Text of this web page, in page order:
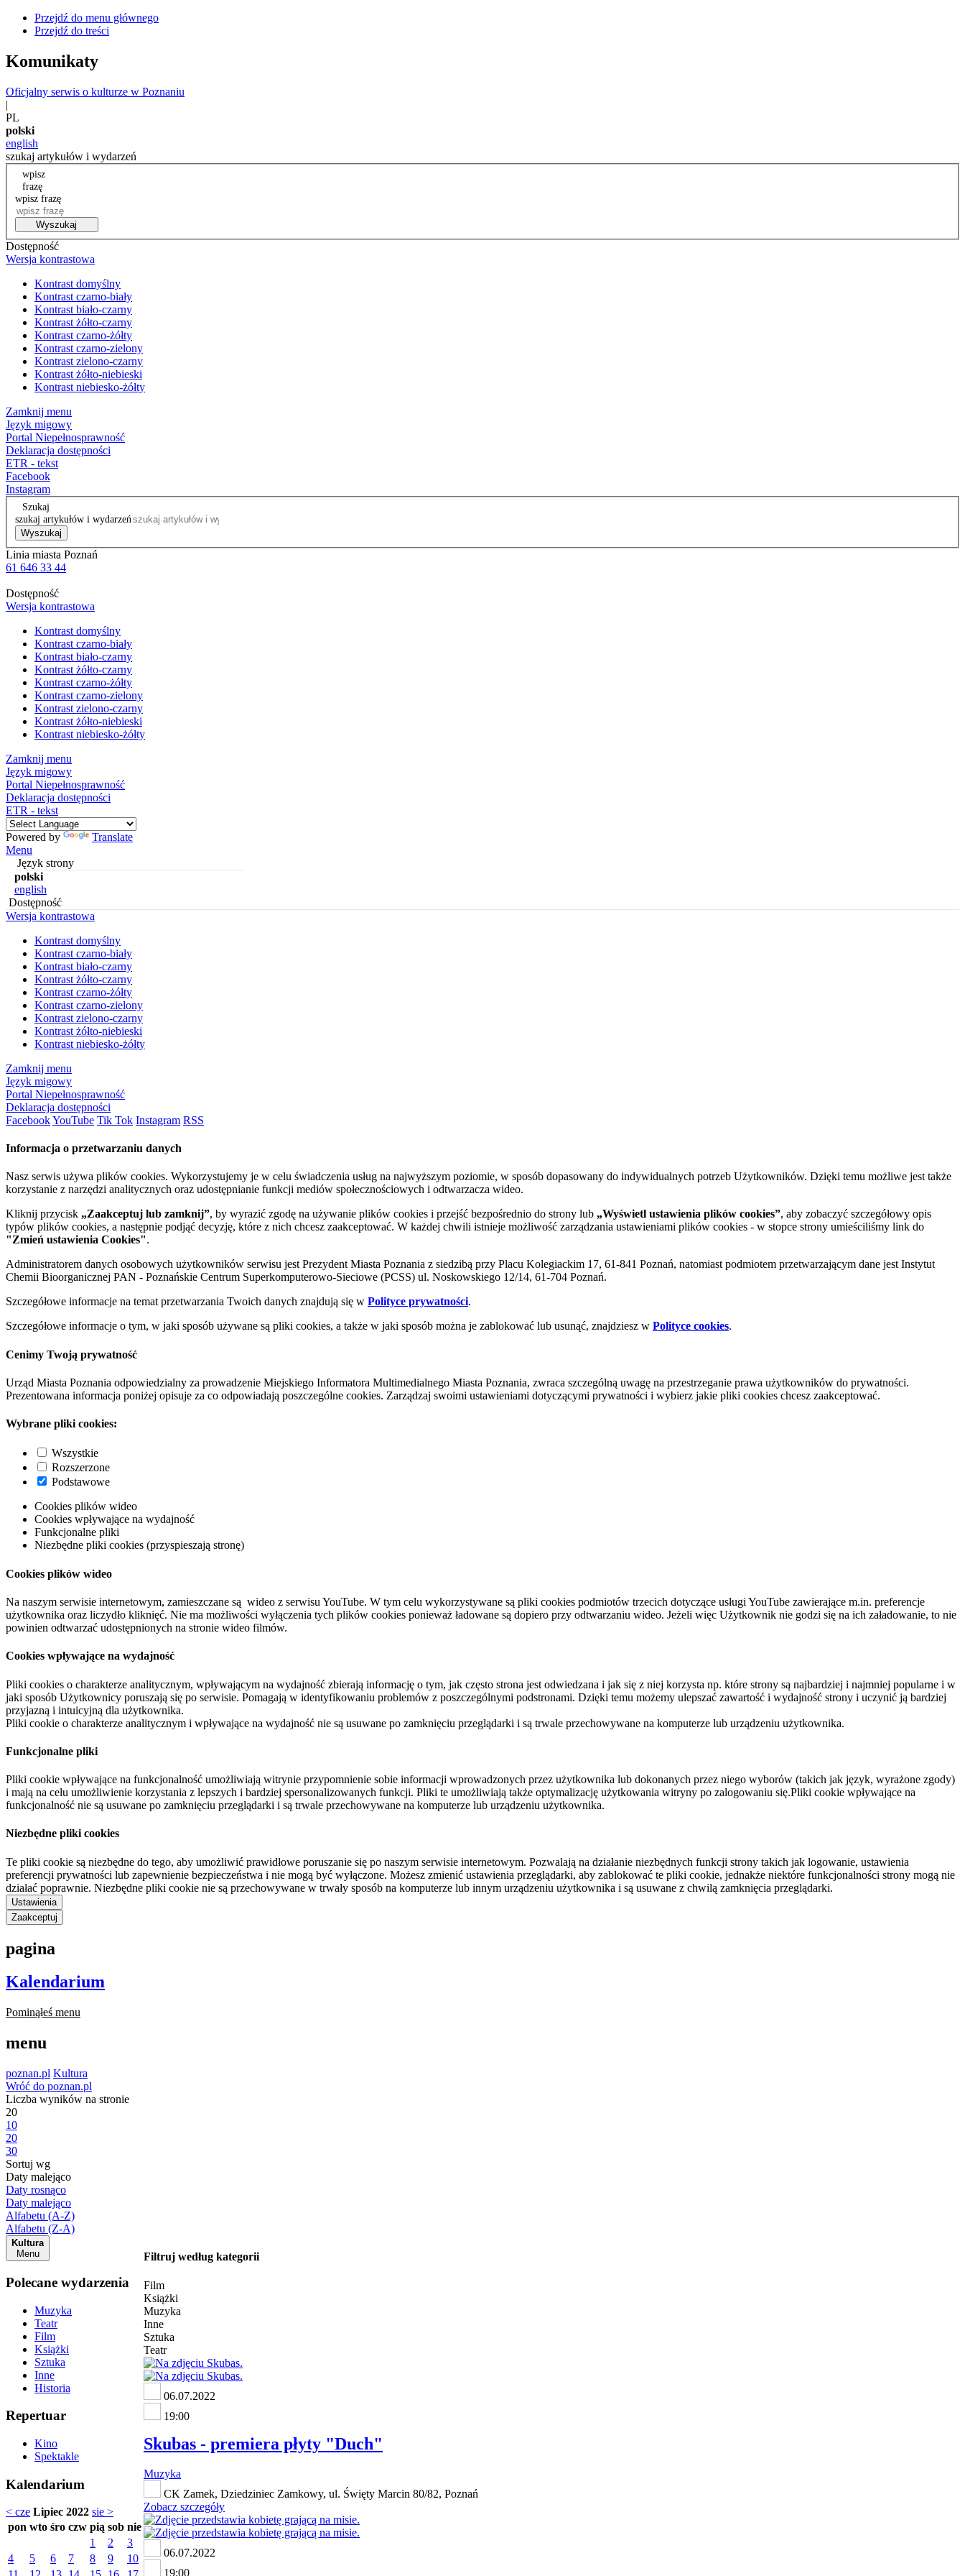
Przejdź do menu głównego
Przejdź do treści
Komunikaty
Oficjalny serwis o kulturze w Poznaniu
|
PL
polski
english
szukaj artykułów i wydarzeń
wpisz
frazę
wpisz frazę
Wyszukaj
Dostępność
Wersja kontrastowa
Kontrast domyślny
Kontrast czarno-biały
Kontrast biało-czarny
Kontrast żółto-czarny
Kontrast czarno-żółty
Kontrast czarno-zielony
Kontrast zielono-czarny
Kontrast żółto-niebieski
Kontrast niebiesko-żółty
Zamknij menu
Język migowy
Portal Niepełnosprawność
Deklaracja dostępności
ETR - tekst
Facebook
Instagram
Szukaj
szukaj artykułów i wydarzeń
Wyszukaj
Linia miasta Poznań
61 646 33 44
Dostępność
Wersja kontrastowa
Kontrast domyślny
Kontrast czarno-biały
Kontrast biało-czarny
Kontrast żółto-czarny
Kontrast czarno-żółty
Kontrast czarno-zielony
Kontrast zielono-czarny
Kontrast żółto-niebieski
Kontrast niebiesko-żółty
Zamknij menu
Język migowy
Portal Niepełnosprawność
Deklaracja dostępności
ETR - tekst
Powered by
Translate
Menu
Język strony
polski
english
Dostępność
Wersja kontrastowa
Kontrast domyślny
Kontrast czarno-biały
Kontrast biało-czarny
Kontrast żółto-czarny
Kontrast czarno-żółty
Kontrast czarno-zielony
Kontrast zielono-czarny
Kontrast żółto-niebieski
Kontrast niebiesko-żółty
Zamknij menu
Język migowy
Portal Niepełnosprawność
Deklaracja dostępności
FacebookYouTube Tik Tok Instagram RSS
Informacja o przetwarzaniu danych
Nasz serwis używa plików cookies. Wykorzystujemy je w celu świadczenia usług na najwyższym poziomie, w sposób dopasowany do indywidualnych potrzeb Użytkowników. Dzięki temu możliwe jest także
korzystanie z narzędzi analitycznych oraz udostępnianie funkcji mediów społecznościowych i odtwarzacza wideo.
Kliknij przycisk „Zaakceptuj lub zamknij”, by wyrazić zgodę na używanie plików cookies i przejść bezpośrednio do strony lub „Wyświetl ustawienia plików cookies”, aby zobaczyć szczegółowy opis
typów plików cookies, a następnie podjąć decyzję, które z nich chcesz zaakceptować. W każdej chwili istnieje możliwość zarządzania ustawieniami plików cookies - w stopce strony umieściliśmy link do
"Zmień ustawienia Cookies".
Administratorem danych osobowych użytkowników serwisu jest Prezydent Miasta Poznania z siedzibą przy Placu Kolegiackim 17, 61-841 Poznań, natomiast podmiotem przetwarzającym dane jest Instytut
Chemii Bioorganicznej PAN - Poznańskie Centrum Superkomputerowo-Sieciowe (PCSS) ul. Noskowskiego 12/14, 61-704 Poznań.
Szczegółowe informacje na temat przetwarzania Twoich danych znajdują się w Polityce prywatności.
Szczegółowe informacje o tym, w jaki sposób używane są pliki cookies, a także w jaki sposób można je zablokować lub usunąć, znajdziesz w Polityce cookies.
Cenimy Twoją prywatność
Urząd Miasta Poznania odpowiedzialny za prowadzenie Miejskiego Informatora Multimedialnego Miasta Poznania, zwraca szczególną uwagę na przestrzeganie prawa użytkowników do prywatności.
Prezentowana informacja poniżej opisuje za co odpowiadają poszczególne cookies. Zarządzaj swoimi ustawieniami dotyczącymi prywatności i wybierz jakie pliki cookies chcesz zaakceptować.
Wybrane pliki cookies:
Wszystkie
Rozszerzone
Podstawowe
Cookies plików wideo
Cookies wpływające na wydajność
Funkcjonalne pliki
Niezbędne pliki cookies (przyspieszają stronę)
Cookies plików wideo
Na naszym serwisie internetowym, zamieszczane są wideo z serwisu YouTube. W tym celu wykorzystywane są pliki cookies podmiotów trzecich dotyczące usługi YouTube zawierające m.in. preferencje
użytkownika oraz liczydło kliknięć. Nie ma możliwości wyłączenia tych plików cookies ponieważ ładowane są dopiero przy odtwarzaniu wideo. Jeżeli więc Użytkownik nie godzi się na ich załadowanie, to nie
powinien odtwarzać udostępnionych na stronie wideo filmów.
Cookies wpływające na wydajność
Pliki cookies o charakterze analitycznym, wpływającym na wydajność zbierają informację o tym, jak często strona jest odwiedzana i jak się z niej korzysta np. które strony są najbardziej i najmniej popularne i w
jaki sposób Użytkownicy poruszają się po serwisie. Pomagają w identyfikowaniu problemów z poszczególnymi podstronami. Dzięki temu możemy ulepszać zawartość i wydajność strony i uczynić ją bardziej
przyjazną i intuicyjną dla użytkownika.
Pliki cookie o charakterze analitycznym i wpływające na wydajność nie są usuwane po zamknięciu przeglądarki i są trwale przechowywane na komputerze lub urządzeniu użytkownika.
Funkcjonalne pliki
Pliki cookie wpływające na funkcjonalność umożliwiają witrynie przypomnienie sobie informacji wprowadzonych przez użytkownika lub dokonanych przez niego wyborów (takich jak język, wyrażone zgody)
i mają na celu umożliwienie korzystania z lepszych i bardziej spersonalizowanych funkcji. Pliki te umożliwiają także optymalizację użytkowania witryny po zalogowaniu się.Pliki cookie wpływające na
funkcjonalność nie są usuwane po zamknięciu przeglądarki i są trwale przechowywane na komputerze lub urządzeniu użytkownika.
Niezbędne pliki cookies
Te pliki cookie są niezbędne do tego, aby umożliwić prawidłowe poruszanie się po naszym serwisie internetowym. Pozwalają na działanie niezbędnych funkcji strony takich jak logowanie, ustawienia
preferencji prywatności lub zapewnienie bezpieczeństwa i nie mogą być wyłączone. Możesz zmienić ustawienia przeglądarki, aby zablokować te pliki cookie, jednakże niektóre funkcjonalności strony mogą nie
działać poprawnie. Niezbędne pliki cookie nie są przechowywane w trwały sposób na komputerze lub innym urządzeniu użytkownika i są usuwane z chwilą zamknięcia przeglądarki.
Ustawienia
Zaakceptuj
pagina
Kalendarium
Pominąłeś menu
menu
poznan.pl Kultura
Wróć do poznan.pl
Liczba wyników na stronie
20
10
20
30
Sortuj wg
Daty malejąco
Daty rosnąco
Daty malejąco
Alfabetu (A-Z)
Alfabetu (Z-A)
Kultura
Menu
Polecane wydarzenia
Muzyka
Teatr
Film
Książki
Sztuka
Inne
Historia
Repertuar
Kino
Spektakle
Kalendarium
< cze Lipiec 2022 sie >
pon wto śro czw pią sob nie
1
2
3
4
5 6 7 8 9
10
Filtruj według kategorii
Film
Książki
Muzyka
Inne
Sztuka
Teatr
06.07.2022
19:00
Skubas - premiera płyty "Duch"
Muzyka
CK Zamek, Dziedziniec Zamkowy, ul. Święty Marcin 80/82, Poznań
Zobacz szczegóły
06.07.2022
19:00